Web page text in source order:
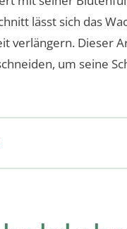
lässt sich das
verlängern. Dieser
um seine